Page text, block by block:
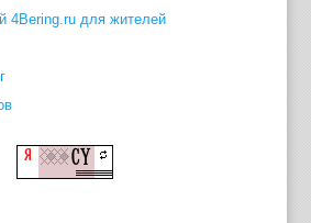
4Bering.ru для жителей